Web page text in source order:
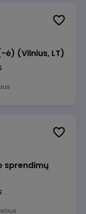
(Vilnius, LT)
sprendimų